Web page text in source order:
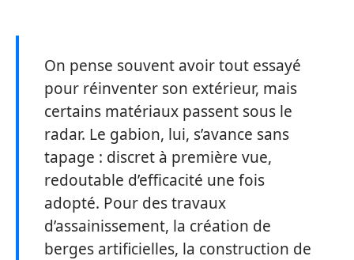
On pense souvent avoir tout essayé
pour réinventer son extérieur, mais
certains matériaux passent sous le
radar. Le gabion, lui, s’avance sans
tapage : discret à première vue,
redoutable d’efficacité une fois
adopté. Pour des travaux
d’assainissement, la création de
berges artificielles, la construction de